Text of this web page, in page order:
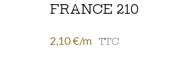
FRANCE 210
2,10 €/m TTC